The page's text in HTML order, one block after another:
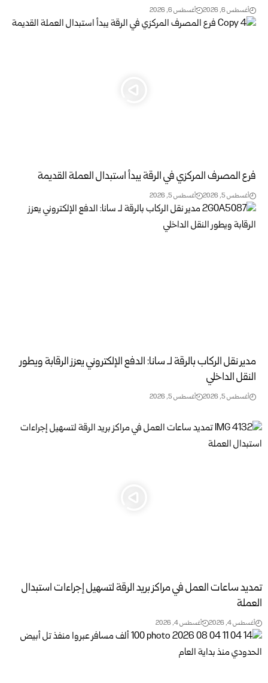
أغسطس 6, 2026 أغسطس 6, 2026
فرع المصرف المركزي في الرقة يبدأ استبدال العملة القديمة
أغسطس 5, 2026 أغسطس 5, 2026
مدير نقل الركاب بالرقة لـ سانا: الدفع الإلكتروني يعزز الرقابة ويطور
النقل الداخلي
أغسطس 5, 2026 أغسطس 5, 2026
تمديد ساعات العمل في مراكز بريد الرقة لتسهيل إجراءات استبدال
العملة
أغسطس 4, 2026 أغسطس 4, 2026